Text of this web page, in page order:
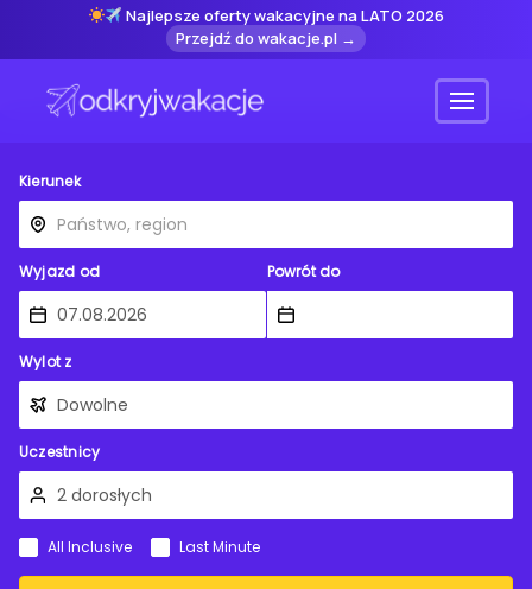
Najlepsze oferty wakacyjne na LATO 2026
Przejdź do wakacje.pl →
Menu
Kierunek
Wyjazd od Powrót do
Wylot z
Uczestnicy
All Inclusive Last Minute